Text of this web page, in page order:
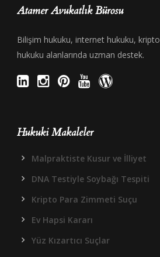
Atamer Avukatlık Bürosu
Bilişim hukuku, internet hukuku,
hukuku alanlarında uzman destek.
Hukuki Makaleler
Malpraktiste Kusur ve İlliyet
DNA Testiyle Soybağı Tespiti
Kripto Para Zimmeti Suçu
Ev Hapsi Kararı
Yüz Kızartıcı Suçlar